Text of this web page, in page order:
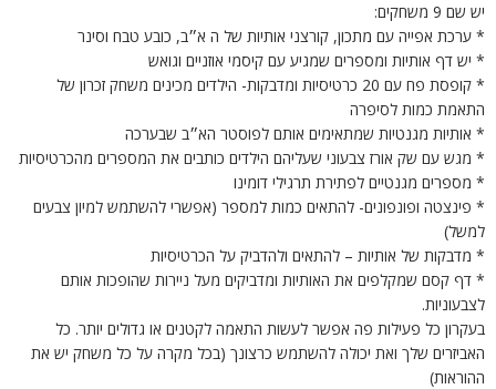
יש שם 9 משחקים:
* ערכת אפייה עם מתכון, קורצני אותיות של ה א״ב, כובע טבח וסינר
* יש דף אותיות ומספרים שמגיע עם קיסמי אוזניים וגואש
* קופסת פח עם 20 כרטיסיות ומדבקות- הילדים מכינים משחק זכרון של
התאמת כמות לסיפרה
* אותיות מגנטיות שמתאימים אותם לפוסטר הא״ב שבערכה
* מגש עם שק אורז צבעוני שעליהם הילדים כותבים את המספרים מהכרטיסיות
* מספרים מגנטיים לפתירת תרגילי דומינו
* פינצטה ופונפונים- להתאים כמות למספר (אפשרי להשתמש למיון צבעים
למשל)
* מדבקות של אותיות – להתאים ולהדביק על הכרטיסיות
* דף קסם שמקלפים את האותיות ומדביקים מעל ניירות שהופכות אותם
לצבעוניות.
בעקרון כל פעילות פה אפשר לעשות התאמה לקטנים או גדולים יותר. כל
האביזרים שלך ואת יכולה להשתמש כרצונך (בכל מקרה על כל משחק יש את
ההוראות)